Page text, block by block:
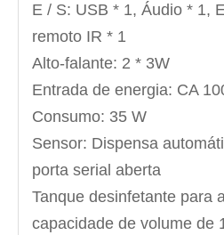
E / S: USB * 1, Áudio * 1,
remoto IR * 1
Alto-falante: 2 * 3W
Entrada de energia: CA
Consumo: 35 W
Sensor: Dispensa
porta serial aberta
Tanque desinfetante para
capacidade de volume de